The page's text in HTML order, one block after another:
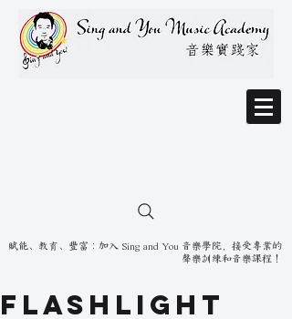
賦能、教育、豐富：加入 Sing and You 音樂學院，接受專業的
聲樂訓練和音樂課程！
Flashlight